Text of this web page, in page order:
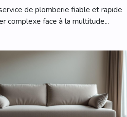
de plomberie fiable et rapide
complexe face à la multitude...